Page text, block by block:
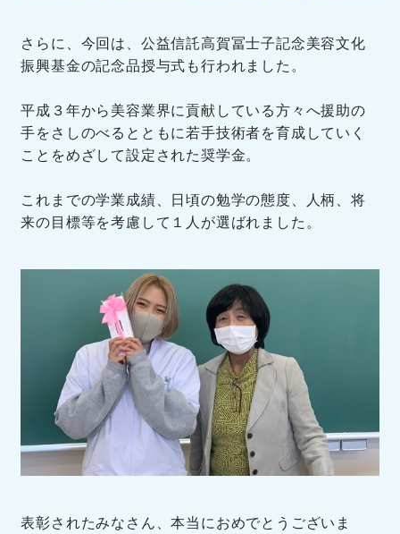
さらに、今回は、公益信託高賀冨士子記念美容文化
振興基金の記念品授与式も行われました。
平成３年から美容業界に貢献している方々へ援助の
手をさしのべるとともに若手技術者を育成していく
ことをめざして設定された奨学金。
これまでの学業成績、日頃の勉学の態度、人柄、将
来の目標等を考慮して１人が選ばれました。
表彰されたみなさん、本当におめでとうございま